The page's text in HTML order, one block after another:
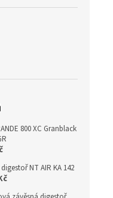
800 XC Granblack
NT AIR KA 142